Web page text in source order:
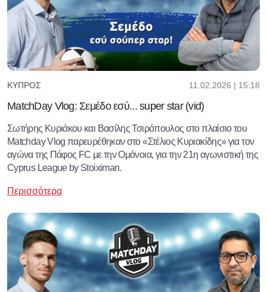
ΚΎΠΡΟΣ 11.02.2026 | 15:18
MatchDay Vlog: Σεμέδο εσύ... super star (vid)
Σωτήρης Κυριάκου και Βασίλης Τσιρόπουλος στο πλαίσιο του
Matchday Vlog παρευρέθηκαν στο «Στέλιος Κυριακίδης» για τον
αγώνα της Πάφος FC με την Ομόνοια, για την 21η αγωνιστική της
Cyprus League by Stoiximan.
Περισσότερα